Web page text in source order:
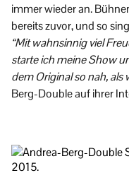
immer wieder an.
bereits zuvor, und so
“Mit wahnsinnig viel
starte ich meine Show
dem Original so nah, als
Berg-Double auf ihrer